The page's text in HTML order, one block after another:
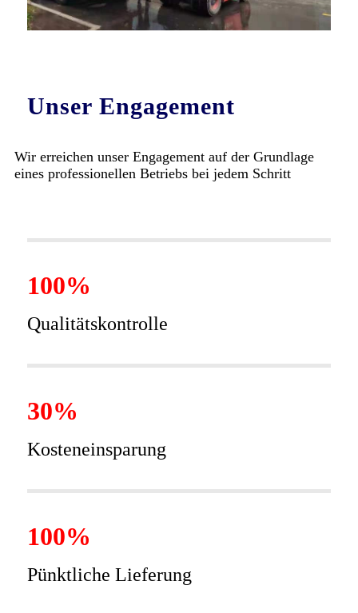
Unser Engagement
Wir erreichen unser Engagement auf der Grundlage
eines professionellen Betriebs bei jedem Schritt
100%
Qualitätskontrolle
30%
Kosteneinsparung
100%
Pünktliche Lieferung